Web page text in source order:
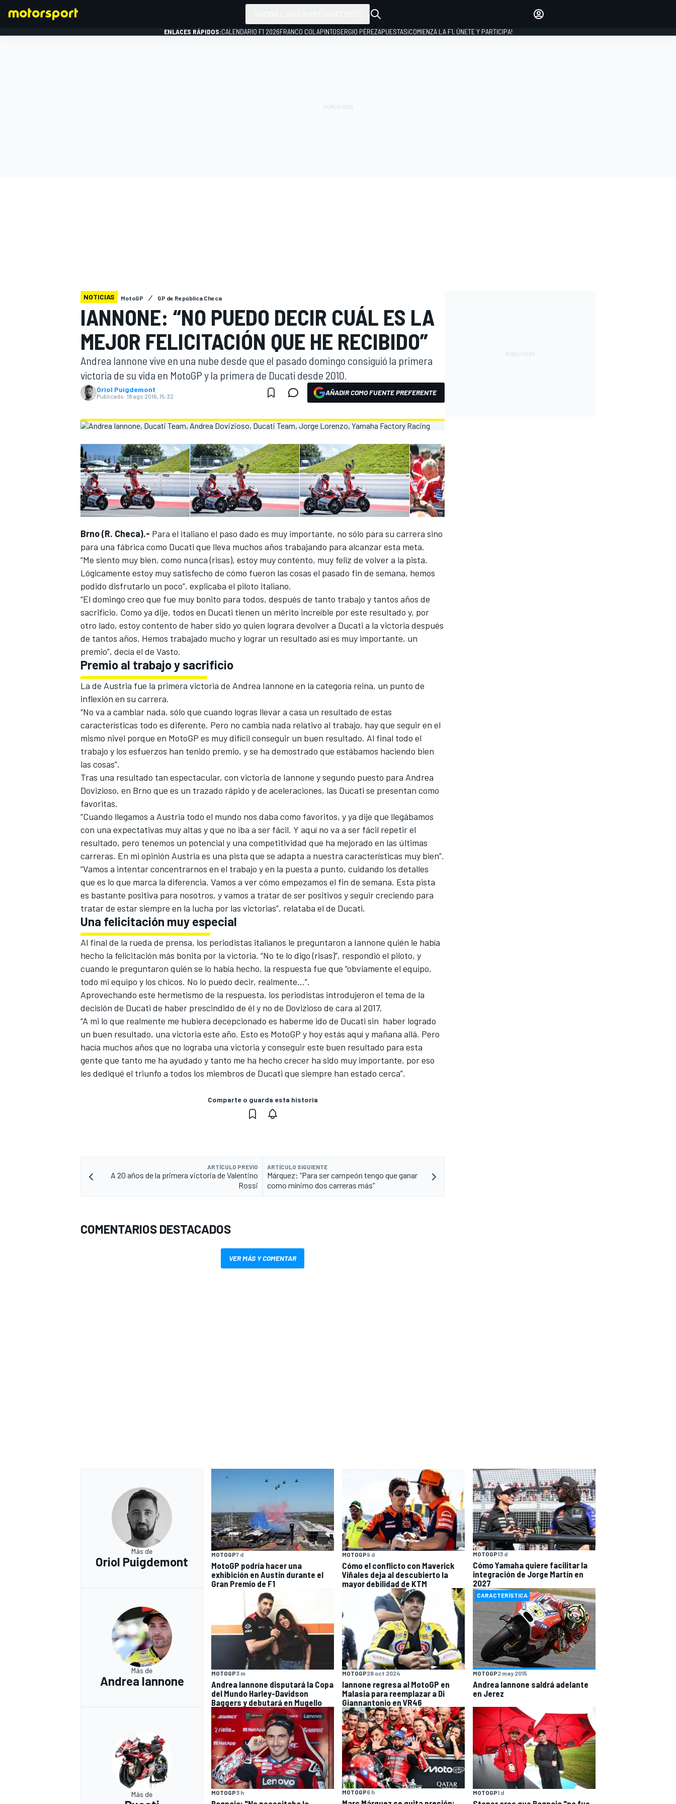
MOTOGP
NASCAR CUP
FÓRMULA E
WRC
INICIAR SESIÓN
ENLACES RÁPIDOS:CALENDARIO F1 2026FRANCO COLAPINTOSERGIO PÉREZAPUESTAS¡COMIENZA LA F1, ÚNETE Y PARTICIPA!
NOTICIAS MotoGP GP de República Checa
IANNONE: “NO PUEDO DECIR CUÁL ES LA
MEJOR FELICITACIÓN QUE HE RECIBIDO”
Andrea Iannone vive en una nube desde que el pasado domingo consiguió la primera
victoria de su vida en MotoGP y la primera de Ducati desde 2010.
Oriol Puigdemont
Publicado: 18 ago 2016, 15:32 AÑADIR COMO FUENTE PREFERENTE
Brno (R. Checa).- Para el italiano el paso dado es muy importante, no sólo para su carrera sino
para una fábrica como Ducati que lleva muchos años trabajando para alcanzar esta meta.
“Me siento muy bien, como nunca (risas), estoy muy contento, muy feliz de volver a la pista.
Lógicamente estoy muy satisfecho de cómo fueron las cosas el pasado fin de semana, hemos
podido disfrutarlo un poco”, explicaba el piloto italiano.
“El domingo creo que fue muy bonito para todos, después de tanto trabajo y tantos años de
sacrificio. Como ya dije, todos en Ducati tienen un mérito increíble por este resultado y, por
otro lado, estoy contento de haber sido yo quien lograra devolver a Ducati a la victoria después
de tantos años. Hemos trabajado mucho y lograr un resultado así es muy importante, un
premio”, decía el de Vasto.
Premio al trabajo y sacrificio
La de Austria fue la primera victoria de Andrea Iannone en la categoría reina, un punto de
inflexión en su carrera.
“No va a cambiar nada, sólo que cuando logras llevar a casa un resultado de estas
características todo es diferente. Pero no cambia nada relativo al trabajo, hay que seguir en el
mismo nivel porque en MotoGP es muy difícil conseguir un buen resultado. Al final todo el
trabajo y los esfuerzos han tenido premio, y se ha demostrado que estábamos haciendo bien
las cosas”.
Tras una resultado tan espectacular, con victoria de Iannone y segundo puesto para Andrea
Dovizioso, en Brno que es un trazado rápido y de aceleraciones, las Ducati se presentan como
favoritas.
“Cuando llegamos a Austria todo el mundo nos daba como favoritos, y ya dije que llegábamos
con una expectativas muy altas y que no iba a ser fácil. Y aquí no va a ser fácil repetir el
resultado, pero tenemos un potencial y una competitividad que ha mejorado en las últimas
carreras. En mi opinión Austria es una pista que se adapta a nuestra características muy bien”.
“Vamos a intentar concentrarnos en el trabajo y en la puesta a punto, cuidando los detalles
que es lo que marca la diferencia. Vamos a ver cómo empezamos el fin de semana. Esta pista
es bastante positiva para nosotros, y vamos a tratar de ser positivos y seguir creciendo para
tratar de estar siempre en la lucha por las victorias”, relataba el de Ducati.
Una felicitación muy especial
Al final de la rueda de prensa, los periodistas italianos le preguntaron a Iannone quién le había
hecho la felicitación más bonita por la victoria. “No te lo digo (risas)”, respondió el piloto, y
cuando le preguntaron quién se lo había hecho, la respuesta fue que “obviamente el equipo,
todo mi equipo y los chicos. No lo puedo decir, realmente…”.
Aprovechando este hermetismo de la respuesta, los periodistas introdujeron el tema de la
decisión de Ducati de haber prescindido de él y no de Dovizioso de cara al 2017.
“A mi lo que realmente me hubiera decepcionado es haberme ido de Ducati sin haber logrado
un buen resultado, una victoria este año. Esto es MotoGP y hoy estás aquí y mañana allá. Pero
hacía muchos años que no lograba una victoria y conseguir este buen resultado para esta
gente que tanto me ha ayudado y tanto me ha hecho crecer ha sido muy importante, por eso
les dediqué el triunfo a todos los miembros de Ducati que siempre han estado cerca”.
Comparte o guarda esta historia
ARTÍCULO PREVIO
A 20 años de la primera victoria de Valentino
Rossi
ARTÍCULO SIGUIENTE
Márquez: “Para ser campeón tengo que ganar
como mínimo dos carreras más”
COMENTARIOS DESTACADOS
VER MÁS Y COMENTAR
Más de
Oriol Puigdemont
MOTOGP7 d
MotoGP podría hacer una
exhibición en Austin durante el
Gran Premio de F1
MOTOGP9 d
Cómo el conflicto con Maverick
Viñales deja al descubierto la
mayor debilidad de KTM
MOTOGP13 d
Cómo Yamaha quiere facilitar la
integración de Jorge Martín en
2027
Más de
Andrea Iannone
MOTOGP3 m
Andrea Iannone disputará la Copa
del Mundo Harley-Davidson
Baggers y debutará en Mugello
MOTOGP28 oct 2024
Iannone regresa al MotoGP en
Malasia para reemplazar a Di
Giannantonio en VR46
CARACTERÍSTICA
MOTOGP2 may 2015
Andrea Iannone saldrá adelante
en Jerez
Más de MOTOGP3 h MOTOGP6 h MOTOGP1 d